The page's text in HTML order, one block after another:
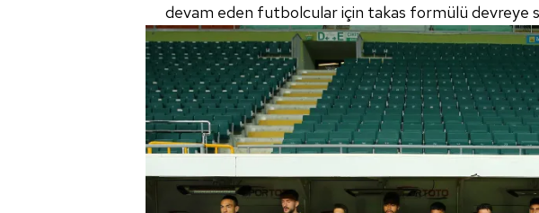
devam eden futbolcular için takas formülü devreye